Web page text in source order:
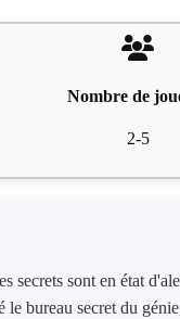
Nombre de
2-5
sont en état
bureau secret du